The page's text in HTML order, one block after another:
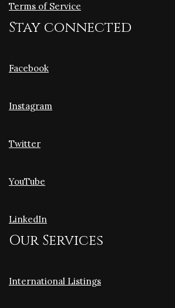
Terms of Service
Stay connected
Facebook
Instagram
Twitter
YouTube
LinkedIn
Our Services
International Listings